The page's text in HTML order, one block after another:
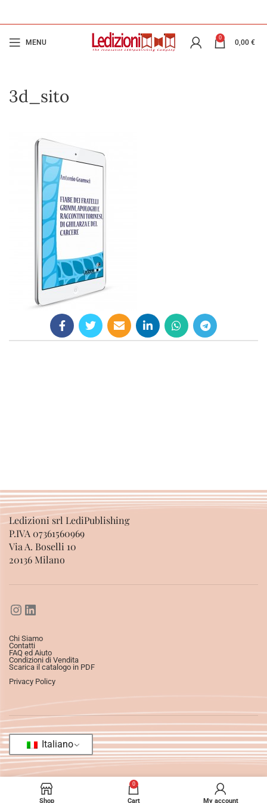
MENU
0
0,00 €
3d_sito
Ledizioni srl LediPublishing
P.IVA 07361560969
Via A. Boselli 10
20136 Milano
Chi Siamo
Contatti
FAQ ed Aiuto
Condizioni di Vendita
Scarica il catalogo in PDF
Privacy Policy
Italiano
Shop
0
Cart My account